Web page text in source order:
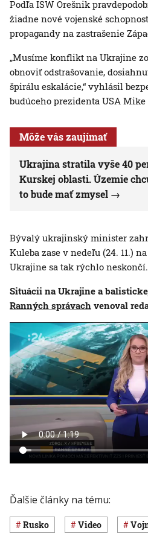
Podľa ISW Orešnik
žiadne nové vojenské
propagandy na zastrašenie
„Musíme konflikt na Ukrajine
obnoviť odstrašovanie,
špirálu eskalácie,“ vyhlásil
budúceho prezidenta USA
Môže vás zaujímať
Ukrajina stratila vyše 40
Kurskej oblasti. Územie
to bude mať zmysel
Bývalý ukrajinský minister
Kuleba zase v nedeľu (24. 11.)
Ukrajine sa tak rýchlo neskončí.
Situácii na Ukrajine a
Ranných správach venoval
Ďalšie články na tému:
Rusko Video